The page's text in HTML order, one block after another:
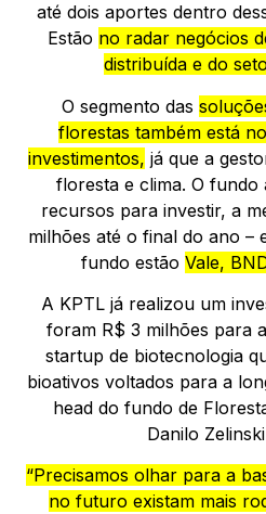
até dois aportes dentro
Estão no radar negócios
distribuída e do
O segmento das
florestas também está
investimentos, já que a
floresta e clima. O fundo
recursos para investir, a
milhões até o final do ano –
fundo estão Vale,
A KPTL já realizou um
foram R$ 3 milhões para
startup de biotecnologia
bioativos voltados para a
head do fundo de
Danilo
“Precisamos olhar para a
no futuro existam mais